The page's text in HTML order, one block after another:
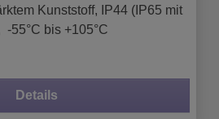
Kunststoff, IP44 (IP65 mit
55°C bis +105°C
Details